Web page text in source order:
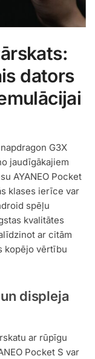
dators
G3X
jaudīgākajiem
AYANEO Pocket
klases ierīce var
spēļu
kvalitātes
ar citām
kopējo vērtību
displeja
ar rūpīgu
Pocket S var